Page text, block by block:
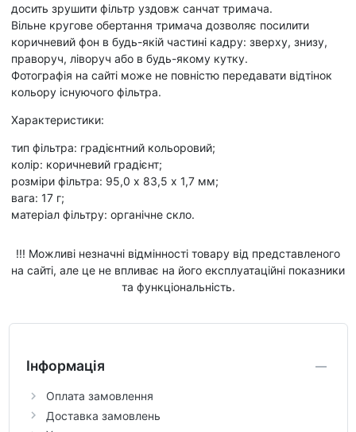
досить зрушити фільтр уздовж санчат тримача.
Вільне кругове обертання тримача дозволяє посилити
коричневий фон в будь-якій частині кадру: зверху, знизу,
праворуч, ліворуч або в будь-якому кутку.
Фотографія на сайті може не повністю передавати відтінок
кольору існуючого фільтра.
Характеристики:
тип фільтра: градієнтний кольоровий;
колір: коричневий градієнт;
розміри фільтра: 95,0 х 83,5 х 1,7 мм;
вага: 17 г;
матеріал фільтру: органічне скло.
!!! Можливі незначні відмінності товару від представленого
на сайті, але це не впливає на його експлуатаційні показники
та функціональність.
Інформація
Оплата замовлення
Доставка замовлень